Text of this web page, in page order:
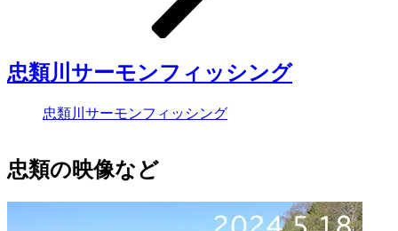
忠類川サーモンフィッシング
忠類川サーモンフィッシング
忠類の映像など